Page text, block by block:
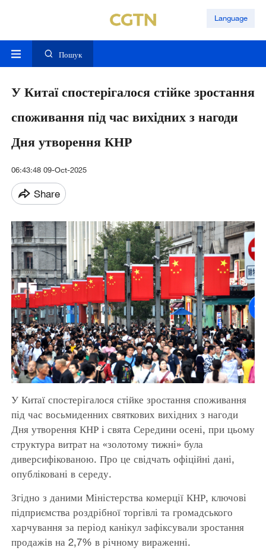
Language
Пошук
У Китаї спостерігалося стійке зростання
споживання під час вихідних з нагоди
Дня утворення КНР
06:43:48 09-Oct-2025
Share
У Китаї спостерігалося стійке зростання споживання
під час восьмиденних святкових вихідних з нагоди
Дня утворення КНР і свята Середини осені, при цьому
структура витрат на «золотому тижні» була
диверсифікованою. Про це свідчать офіційні дані,
опубліковані в середу.
Згідно з даними Міністерства комерції КНР, ключові
підприємства роздрібної торгівлі та громадського
харчування за період канікул зафіксували зростання
продажів на 2,7% в річному вираженні.